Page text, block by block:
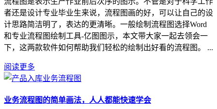
者还是设计专业毕业生来说，流程图画的好，可以让自己的设
计思路简洁明了，表达的更清晰。一般绘制流程图选择Word
和专业流程图绘制工具-亿图图示，本文带大家一起去领会一
下，这两款软件如何帮助我们轻松的绘制出好看的流程图。 ...
阅读更多
业务流程图的简单画法，人人都能快速学会